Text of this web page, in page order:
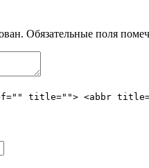
Обязательные поля
title=""> <abbr